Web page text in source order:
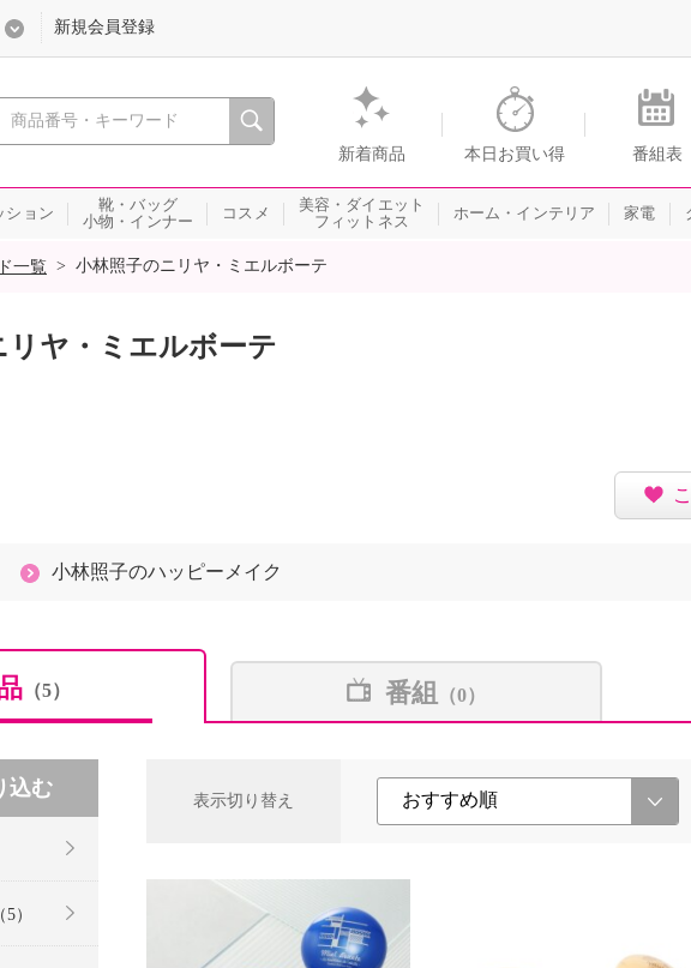
心おどる、瞬間を。通販・テレビショッピングのショップチャンネル
新着商品 本日お買い得 番組表
新規会員登録
ション
靴・バッグ
小物・インナー
コスメ
美容・ダイエット
フィットネス
ホーム・インテリア 家電
一覧 > 小林照子のニリヤ・ミエルボーテ
リヤ・ミエルボーテ
小林照子のハッピーメイク
（5） 番組 （0）
表示切り替え
込む
（5）